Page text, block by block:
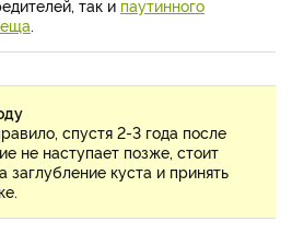
так и паутинного
.
спустя 2-3 года после
не наступает позже, стоит
заглубление куста и принять